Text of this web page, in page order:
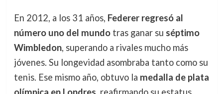
En 2012, a los 31 años, Federer regresó al
número uno del mundotras ganar su séptimo
Wimbledon, superando a rivales mucho más
jóvenes. Su longevidad asombraba tanto como su
tenis. Ese mismo año, obtuvo la medalla de plata